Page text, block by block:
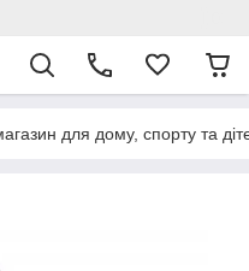
для дому, спорту та